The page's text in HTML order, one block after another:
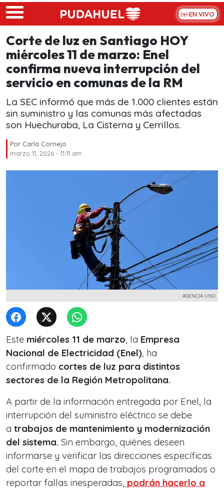
Skip to main content
EN VIVO
Corte de luz en Santiago HOY
miércoles 11 de marzo: Enel
confirma nueva interrupción del
servicio en comunas de la RM
La SEC informó que más de 1.000 clientes están
sin suministro y las comunas más afectadas
son Huechuraba, La Cisterna y Cerrillos.
Por Carla Cornejo
marzo 11, 2026 - 11:11 am
AGENCIA UNO
Este miércoles 11 de marzo, la Empresa
Nacional de Electricidad (Enel), ha
confirmado cortes de luz para distintos
sectores de la Región Metropolitana.
A partir de la información entregada por Enel, la
interrupción del suministro eléctrico se debe
a trabajos de mantenimiento y modernización
del sistema. Sin embargo, quiénes deseen
informarse y verificar las direcciones específicas
del corte en el mapa de trabajos programados o
reportar fallas inesperadas, podrán hacerlo a